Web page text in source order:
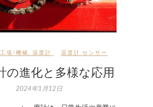
工場/機械 温度計 温度計 センサー
の進化と多様な応用
2024年1月12日